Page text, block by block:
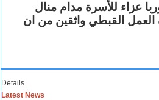
عزاء للأسرة مدام منال
العمل القبطي واثقين من ان
Details
Latest News